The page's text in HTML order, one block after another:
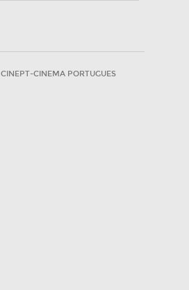
CINEPT-CINEMA PORTUGUES